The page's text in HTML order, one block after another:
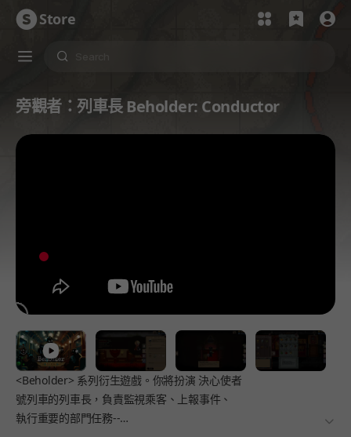
Store
旁觀者：列車長 Beholder: Conductor
<Beholder> 系列衍生遊戲。你將扮演 決心使者
號列車的列車長，負責監視乘客、上報事件、
執行重要的部門任務--
더보